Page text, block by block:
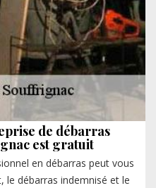
de débarras
est gratuit
en débarras peut vous
le débarras indemnisé et le